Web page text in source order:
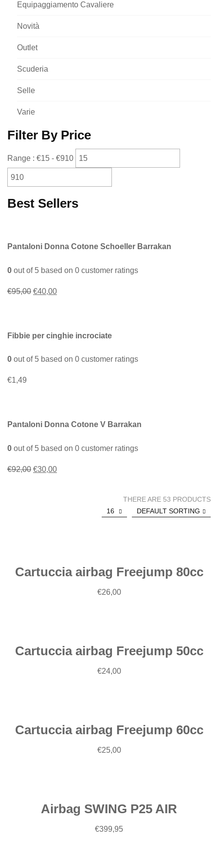
Equipaggiamento Cavaliere
Novità
Outlet
Scuderia
Selle
Varie
Filter By Price
Range : €15 - €910
Best Sellers
Pantaloni Donna Cotone Schoeller Barrakan
0 out of 5 based on 0 customer ratings
€95,00 Il
€40,00Il
Fibbie per cinghie incrociate
0 out of 5 based on 0 customer ratings
€1,49
Pantaloni Donna Cotone V Barrakan
0 out of 5 based on 0 customer ratings
€92,00 Il
€30,00Il
THERE ARE 53 PRODUCTS
DEFAULT SORTING
16
Aggiungi
Cartuccia airbag Freejump 80cc
€26,00
Aggiungi
Cartuccia airbag Freejump 50cc
€24,00
Aggiungi
Cartuccia airbag Freejump 60cc
€25,00
Airbag SWING P25 AIR
€399,95